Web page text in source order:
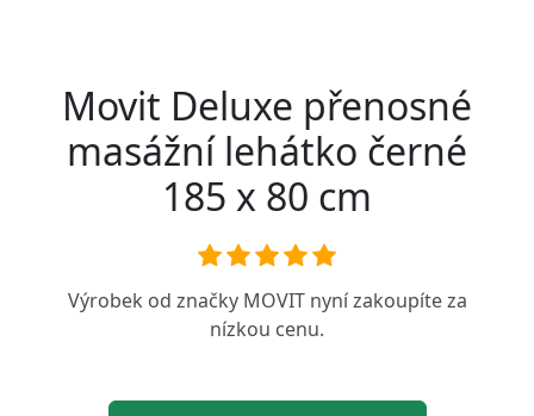
Movit Deluxe přenosné
masážní lehátko černé
185 x 80 cm
Výrobek od značky MOVITnyní zakoupíte za
nízkou cenu.